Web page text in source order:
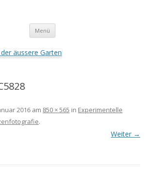
Menü Zum
springen
2016 am 850 × 565 in Experimentelle
.
Weiter →